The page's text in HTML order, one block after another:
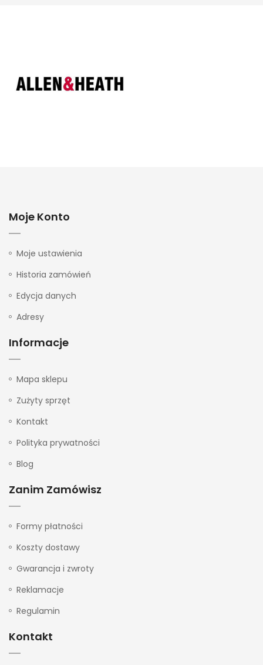
Moje Konto
Moje ustawienia
Historia zamówień
Edycja danych
Adresy
Informacje
Mapa sklepu
Zużyty sprzęt
Kontakt
Polityka prywatności
Blog
Zanim Zamówisz
Formy płatności
Koszty dostawy
Gwarancja i zwroty
Reklamacje
Regulamin
Kontakt